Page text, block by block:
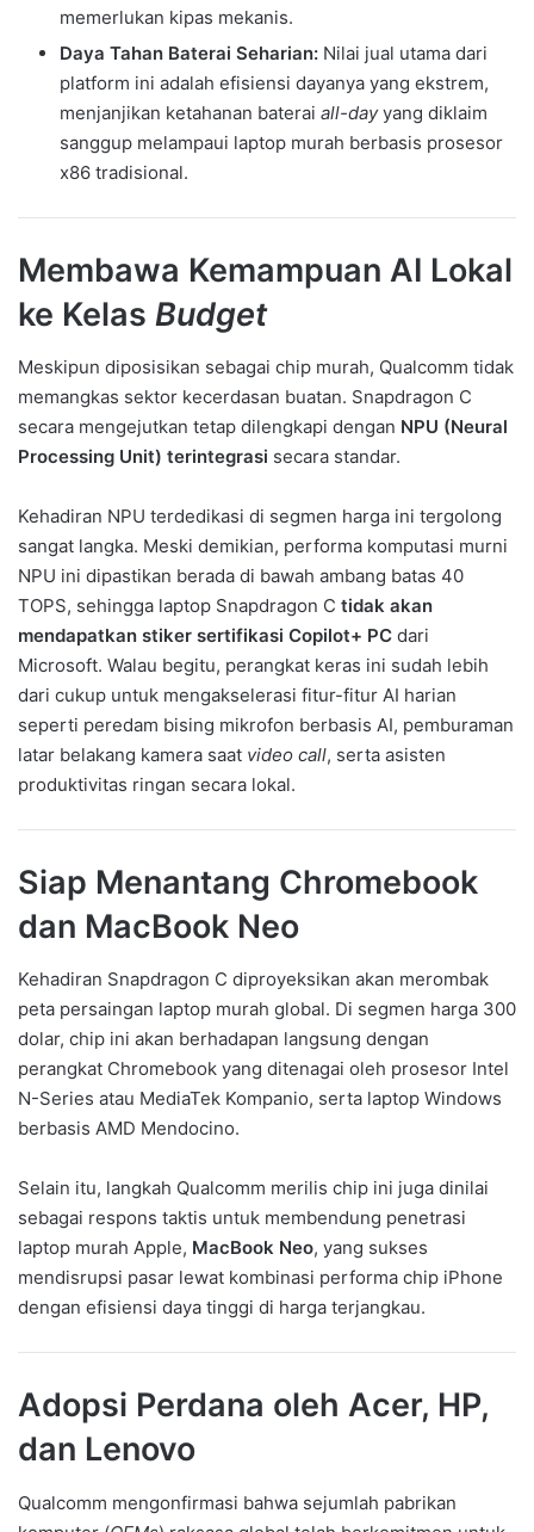
memerlukan kipas mekanis.
Daya Tahan Baterai Seharian: Nilai jual utama dari
platform ini adalah efisiensi dayanya yang ekstrem,
menjanjikan ketahanan baterai all-dayyang diklaim
sanggup melampaui laptop murah berbasis prosesor
x86 tradisional.
Membawa Kemampuan AI Lokal
ke Kelas Budget
Meskipun diposisikan sebagai chip murah, Qualcomm tidak
memangkas sektor kecerdasan buatan. Snapdragon C
secara mengejutkan tetap dilengkapi dengan NPU (Neural
Processing Unit) terintegrasi secara standar.
Kehadiran NPU terdedikasi di segmen harga ini tergolong
sangat langka. Meski demikian, performa komputasi murni
NPU ini dipastikan berada di bawah ambang batas 40
TOPS, sehingga laptop Snapdragon C tidak akan
mendapatkan stiker sertifikasi Copilot+ PC dari
Microsoft. Walau begitu, perangkat keras ini sudah lebih
dari cukup untuk mengakselerasi fitur-fitur AI harian
seperti peredam bising mikrofon berbasis AI, pemburaman
latar belakang kamera saat video call, serta asisten
produktivitas ringan secara lokal.
Siap Menantang Chromebook
dan MacBook Neo
Kehadiran Snapdragon C diproyeksikan akan merombak
peta persaingan laptop murah global. Di segmen harga 300
dolar, chip ini akan berhadapan langsung dengan
perangkat Chromebook yang ditenagai oleh prosesor Intel
N-Series atau MediaTek Kompanio, serta laptop Windows
berbasis AMD Mendocino.
Selain itu, langkah Qualcomm merilis chip ini juga dinilai
sebagai respons taktis untuk membendung penetrasi
laptop murah Apple, MacBook Neo, yang sukses
mendisrupsi pasar lewat kombinasi performa chip iPhone
dengan efisiensi daya tinggi di harga terjangkau.
Adopsi Perdana oleh Acer, HP,
dan Lenovo
Qualcomm mengonfirmasi bahwa sejumlah pabrikan